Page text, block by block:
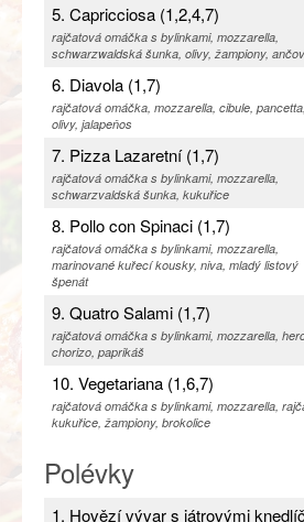
5. Capricciosa (1,2,4,7)
rajčatová omáčka s bylinkami, mozzarella,
schwarzwaldská šunka, olivy, žampiony,
6. Diavola (1,7)
rajčatová omáčka, mozzarella, cibule, pancetta,
olivy, jalapeňos
7. Pizza Lazaretní (1,7)
rajčatová omáčka s bylinkami, mozzarella,
schwarzvaldská šunka, kukuřice
8. Pollo con Spinaci (1,7)
rajčatová omáčka s bylinkami, mozzarella,
marinované kuřecí kousky, niva, mladý listový
špenát
9. Quatro Salami (1,7)
rajčatová omáčka s bylinkami, mozzarella,
chorizo, paprikáš
10. Vegetariana (1,6,7)
rajčatová omáčka s bylinkami, mozzarella,
kukuřice, žampiony, brokolice
Polévky
1. Hovězí vývar s játrovými